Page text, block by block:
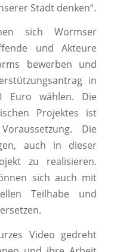
Stadt denken“.
sich Wormser
und Akteure
bewerben und
in
Euro wählen. Die
Projektes ist
Die
auch in dieser
zu realisieren.
sich auch mit
Teilhabe und
Video gedreht